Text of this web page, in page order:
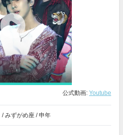
公式動画: Youtube
/ みずがめ座 / 申年